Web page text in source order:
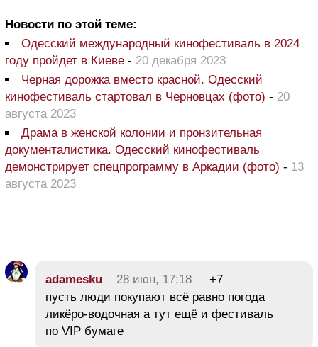
Новости по этой теме:
Одесский международный кинофестиваль в 2024
году пройдет в Киеве - 20 декабря 2023
Черная дорожка вместо красной. Одесский
кинофестиваль стартовал в Черновцах (фото) - 20
августа 2023
Драма в женской колонии и пронзительная
документалистика. Одесский кинофестиваль
демонстрирует спецпрограмму в Аркадии (фото) - 13
августа 2023
adamesku 28 июн, 17:18
+7
пусть люди покупают всё равно погода
ликёро-водочная а тут ещё и фестиваль
по VIP бумаге